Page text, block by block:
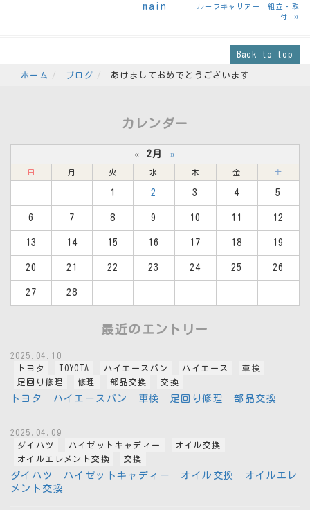
main
ルーフキャリアー 組立・取
付
»
Back to top
ホーム ブログ あけましておめでとうございます
カレンダー
« 2月 »
日 月 火 水 木 金 土
1 2 3 4 5
6 7 8 9 10 11 12
13 14 15 16 17 18 19
20 21 22 23 24 25 26
27 28
最近のエントリー
2025.04.10
トヨタ
TOYOTA ハイエースバン ハイエース
車検
足回り修理
修理 部品交換 交換
トヨタ ハイエースバン 車検 足回り修理 部品交換
2025.04.09
ダイハツ
ハイゼットキャディー
オイル交換
オイルエレメント交換
交換
ダイハツ ハイゼットキャディー オイル交換 オイルエレ
メント交換